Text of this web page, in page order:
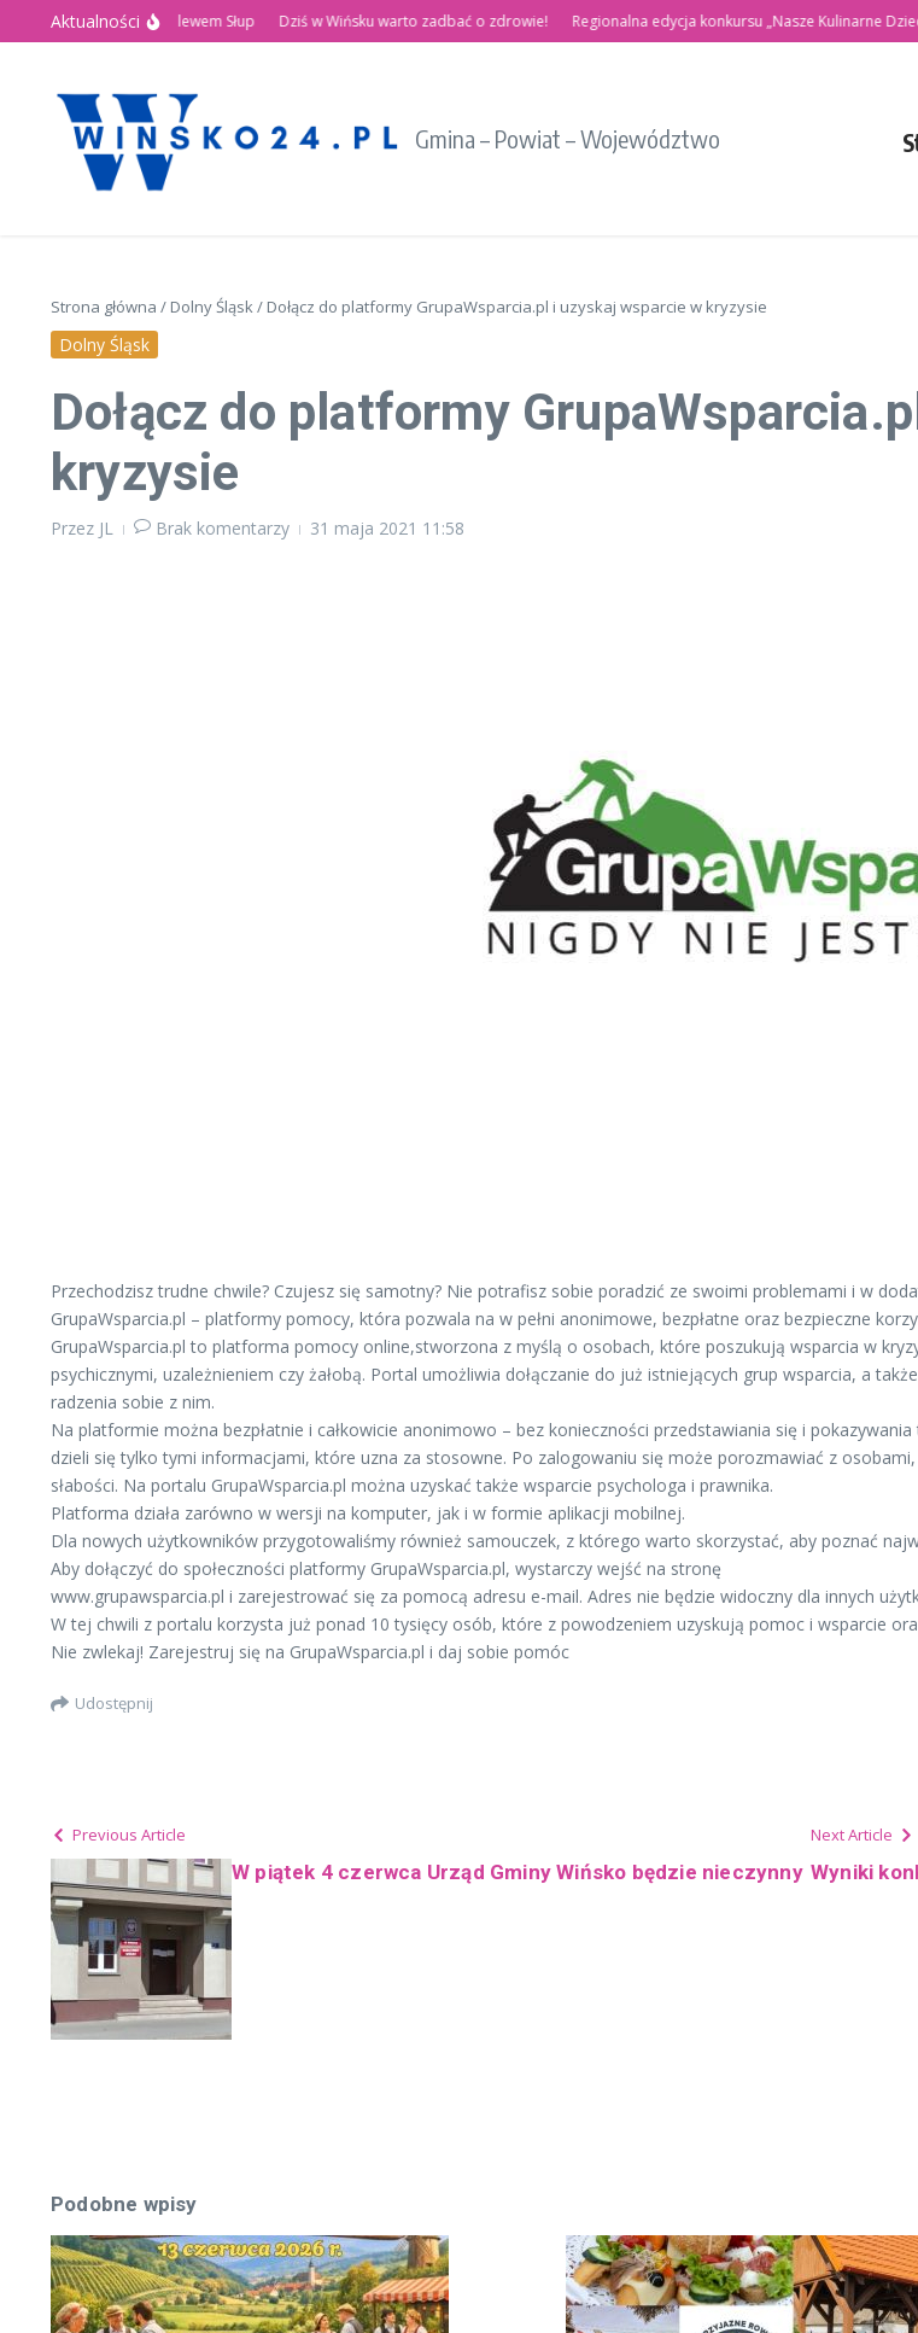
Przejdź do treści
Aktualności
Letnie Święto nad Zalewem Słup Dziś w Wińsku warto zadbać o zdrowie! Regionalna edycja konkursu „Nasze Kulinarne
Gmina – Powiat – Województwo
Strona główna / Dolny Śląsk/ Dołącz do platformy GrupaWsparcia.pl i uzyskaj wsparcie w kryzysie
Dolny Śląsk
Dołącz do platformy
kryzysie
Przez JL Brak komentarzy 31 maja 2021 11:58
Przechodzisz trudne chwile? Czujesz się samotny? Nie potrafisz sobie poradzić ze swoimi problemami i w
GrupaWsparcia.pl – platformy pomocy, która pozwala na w pełni anonimowe, bezpłatne oraz bezpieczne
GrupaWsparcia.pl to platforma pomocy online,stworzona z myślą o osobach, które poszukują wsparcia w
psychicznymi, uzależnieniem czy żałobą. Portal umożliwia dołączanie do już istniejących grup wsparcia, a
radzenia sobie z nim.
Na platformie można bezpłatnie i całkowicie anonimowo – bez konieczności przedstawiania się i
dzieli się tylko tymi informacjami, które uzna za stosowne. Po zalogowaniu się może porozmawiać z
słabości. Na portalu GrupaWsparcia.pl można uzyskać także wsparcie psychologa i prawnika.
Platforma działa zarówno w wersji na komputer, jak i w formie aplikacji mobilnej.
Dla nowych użytkowników przygotowaliśmy również samouczek, z którego warto skorzystać, aby poznać
Aby dołączyć do społeczności platformy GrupaWsparcia.pl, wystarczy wejść na stronę
www.grupawsparcia.pl i zarejestrować się za pomocą adresu e-mail. Adres nie będzie widoczny dla innych
W tej chwili z portalu korzysta już ponad 10 tysięcy osób, które z powodzeniem uzyskują pomoc i wsparcie
Nie zwlekaj! Zarejestruj się na GrupaWsparcia.pl i daj sobie pomóc
Udostępnij
Previous Article
W piątek 4 czerwca Urząd Gminy Wińsko będzie nieczynny
Next Article
Wyniki
Podobne wpisy